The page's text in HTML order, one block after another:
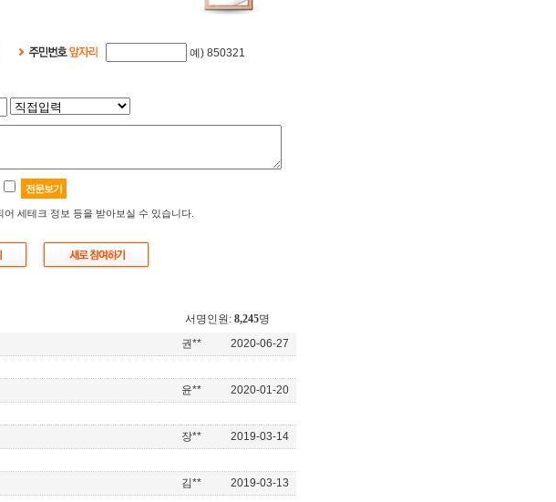
예) 850321
전문보기
세테크 정보 등을 받아보실 수 있습니다.
서명인원: 8,245명
권**
2020-06-27
윤**
2020-01-20
장**
2019-03-14
김**
2019-03-13